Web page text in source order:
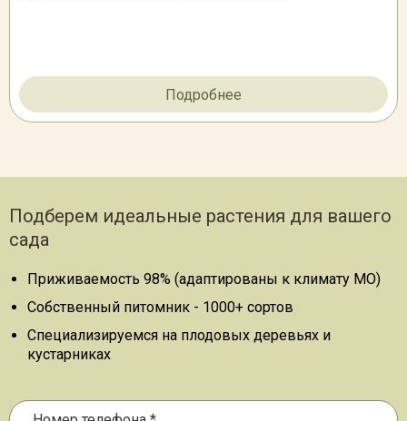
Подробнее
Подберем идеальные растения для вашего
сада
Приживаемость 98% (адаптированы к климату МО)
Собственный питомник - 1000+ сортов
Специализируемся на плодовых деревьях и
кустарниках